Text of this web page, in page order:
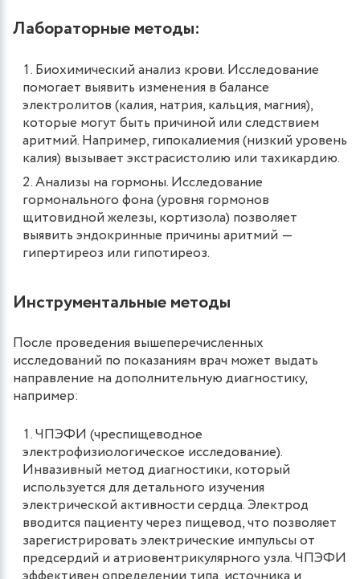
Лабораторные методы:
Биохимический анализ крови. Исследование
помогает выявить изменения в балансе
электролитов (калия, натрия, кальция, магния),
которые могут быть причиной или следствием
аритмий. Например, гипокалиемия (низкий уровень
калия) вызывает экстрасистолию или тахикардию.
Анализы на гормоны. Исследование
гормонального фона (уровня гормонов
щитовидной железы, кортизола) позволяет
выявить эндокринные причины аритмий ―
гипертиреоз или гипотиреоз.
Инструментальные методы
После проведения вышеперечисленных
исследований по показаниям врач может выдать
направление на дополнительную диагностику,
например:
ЧПЭФИ (чреспищеводное
электрофизиологическое исследование).
Инвазивный метод диагностики, который
используется для детального изучения
электрической активности сердца. Электрод
вводится пациенту через пищевод, что позволяет
зарегистрировать электрические импульсы от
предсердий и атриовентрикулярного узла. ЧПЭФИ